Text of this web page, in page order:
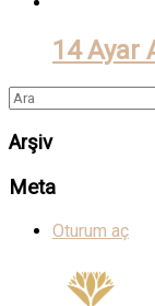
14 Ayar
Arşiv
Meta
Oturum aç